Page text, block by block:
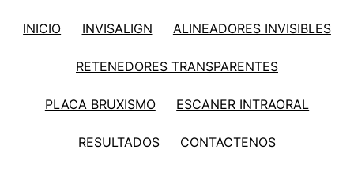
INICIO INVISALIGN ALINEADORES INVISIBLES
RETENEDORES TRANSPARENTES
PLACA BRUXISMO ESCANER INTRAORAL
RESULTADOS CONTACTENOS